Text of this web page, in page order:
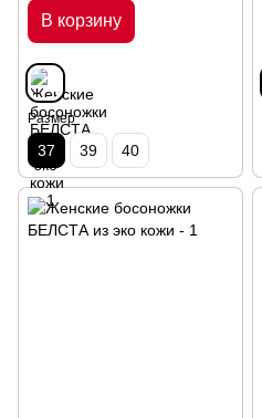
В корзину
Размер
37 39 40